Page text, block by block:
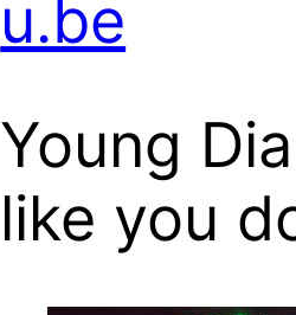
u.be
Young
like you